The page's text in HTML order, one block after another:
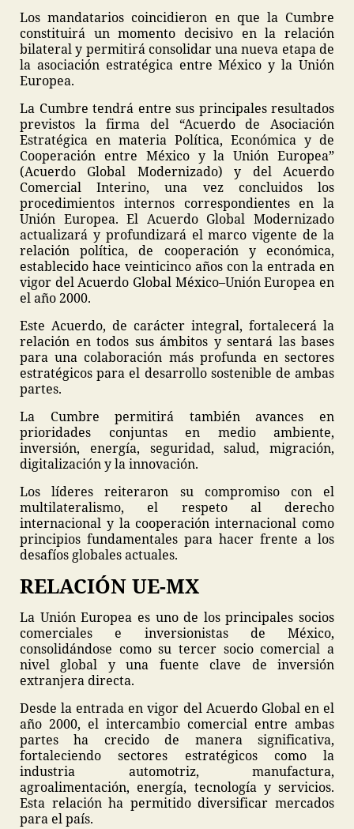
Los mandatarios coincidieron en que la Cumbre
constituirá un momento decisivo en la relación
bilateral y permitirá consolidar una nueva etapa de
la asociación estratégica entre México y la Unión
Europea.
La Cumbre tendrá entre sus principales resultados
previstos la firma del “Acuerdo de Asociación
Estratégica en materia Política, Económica y de
Cooperación entre México y la Unión Europea”
(Acuerdo Global Modernizado) y del Acuerdo
Comercial Interino, una vez concluidos los
procedimientos internos correspondientes en la
Unión Europea. El Acuerdo Global Modernizado
actualizará y profundizará el marco vigente de la
relación política, de cooperación y económica,
establecido hace veinticinco años con la entrada en
vigor del Acuerdo Global México–Unión Europea en
el año 2000.
Este Acuerdo, de carácter integral, fortalecerá la
relación en todos sus ámbitos y sentará las bases
para una colaboración más profunda en sectores
estratégicos para el desarrollo sostenible de ambas
partes.
La Cumbre permitirá también avances en
prioridades conjuntas en medio ambiente,
inversión, energía, seguridad, salud, migración,
digitalización y la innovación.
Los líderes reiteraron su compromiso con el
multilateralismo, el respeto al derecho
internacional y la cooperación internacional como
principios fundamentales para hacer frente a los
desafíos globales actuales.
RELACIÓN UE-MX
La Unión Europea es uno de los principales socios
comerciales e inversionistas de México,
consolidándose como su tercer socio comercial a
nivel global y una fuente clave de inversión
extranjera directa.
Desde la entrada en vigor del Acuerdo Global en el
año 2000, el intercambio comercial entre ambas
partes ha crecido de manera significativa,
fortaleciendo sectores estratégicos como la
industria automotriz, manufactura,
agroalimentación, energía, tecnología y servicios.
Esta relación ha permitido diversificar mercados
para el país.